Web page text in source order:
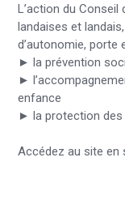
L’action du
landaises et
d’autonomie, porte
► la prévention
►
enfance
► la protection des
Accédez au site en